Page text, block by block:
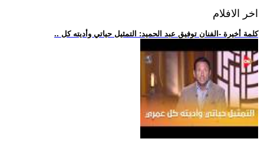
اخر الافلام
.. كلمة أخيرة -الفنان توفيق عبد الحميد: التمثيل حياتي وأديته كل